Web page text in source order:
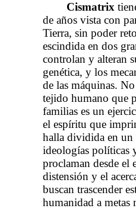
Cismatrix
de años vista con
Tierra, sin poder
escindida en dos
controlan y alteran
genética, y los
de las máquinas.
tejido humano que
familias es un
el espíritu que
halla dividida en un
ideologías políticas
proclaman desde el
distensión y el
buscan trascender
humanidad a metas